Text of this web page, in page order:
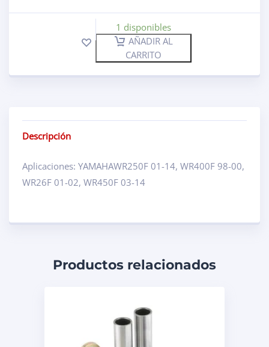
1 disponibles
AÑADIR AL
CARRITO
Descripción
Aplicaciones: YAMAHAWR250F 01-14, WR400F 98-00,
WR26F 01-02, WR450F 03-14
Productos relacionados